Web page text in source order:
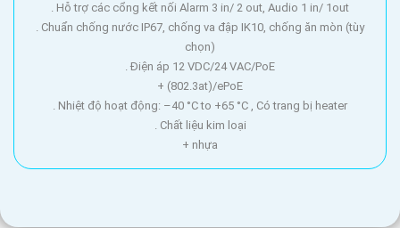
. Hỗ trợ các cổng kết nối Alarm 3 in/ 2 out, Audio 1 in/ 1out
. Chuẩn chống nước IP67, chống va đập IK10, chống ăn mòn (tùy
chọn)
. Điện áp 12 VDC/24 VAC/PoE
+ (802.3at)/ePoE
. Nhiệt độ hoạt động: –40 °C to +65 °C , Có trang bị heater
. Chất liệu kim loại
+ nhựa